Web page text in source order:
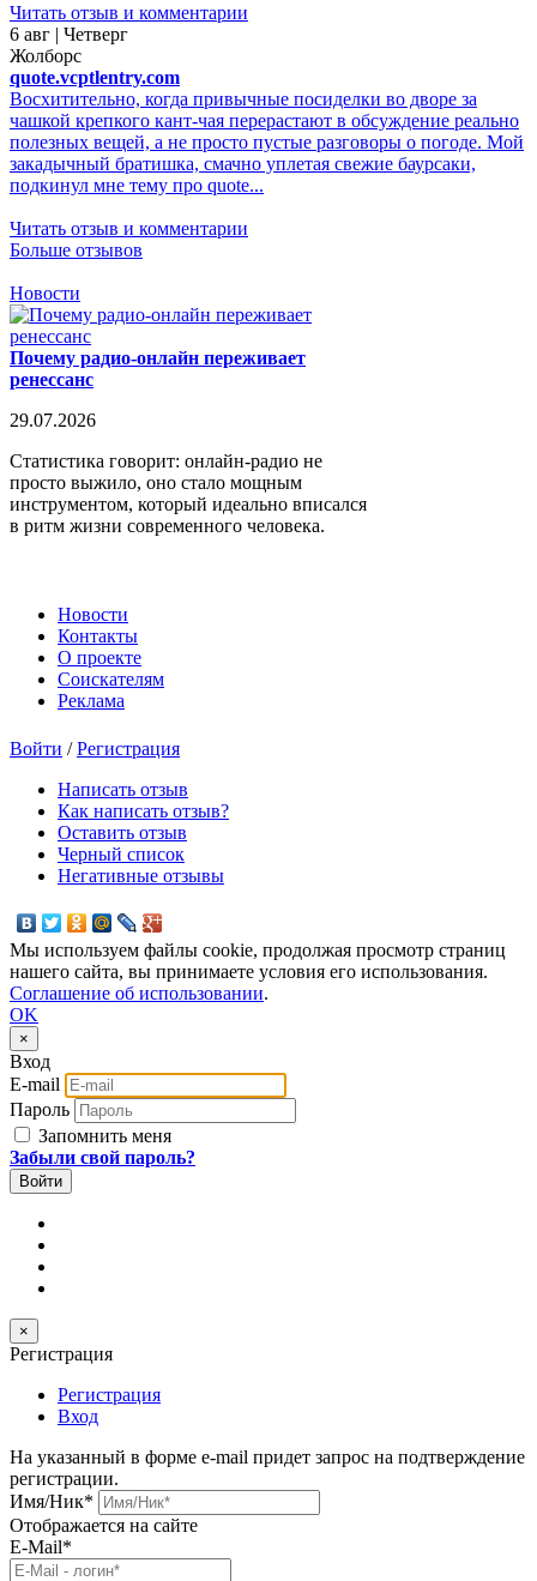
Читать отзыв и комментарии
6 авг | Четверг
Жолборс
quote.vcptlentry.com
Восхитительно, когда привычные посиделки во дворе за
чашкой крепкого кант-чая перерастают в обсуждение реально
полезных вещей, а не просто пустые разговоры о погоде. Мой
закадычный братишка, смачно уплетая свежие баурсаки,
подкинул мне тему про quote...
Читать отзыв и комментарии
Больше отзывов
Новости
Почему радио-онлайн переживает
ренессанс
29.07.2026
Статистика говорит: онлайн-радио не
просто выжило, оно стало мощным
инструментом, который идеально вписался
в ритм жизни современного человека.
Новости
Контакты
О проекте
Соискателям
Реклама
Войти /Регистрация
Написать отзыв
Как написать отзыв?
Оставить отзыв
Черный список
Негативные отзывы
Мы используем файлы cookie, продолжая просмотр страниц
нашего сайта, вы принимаете условия его использования.
Соглашение об использовании.
OK
×
Вход
E-mail
Пароль
Запомнить меня
Забыли свой пароль?
×
Регистрация
Регистрация
Вход
На указанный в форме e-mail придет запрос на подтверждение
регистрации.
Имя/Ник*
Отображается на сайте
E-Mail*